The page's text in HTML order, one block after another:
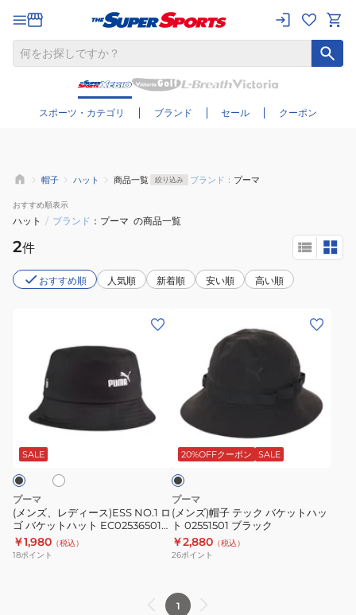
スポーツ・カテゴリ ブランド セール クーポン
さらに絞り込む
帽子 ハット 商品一覧 絞り込み ブランド： プーマ
おすすめ順表示
ハット / ブランド プーマ の商品一覧
2件
おすすめ順 人気順 新着順 安い順 高い順
ス)ESS
NO.1
ロ
ゴ
バ
ケ
SALE
プーマ
(メンズ、レディース)ESS NO.1 ロ
ゴ バケットハット EC02536501
EC02536502
￥1,980 （税込）
18ポイント
テ
ク
バ
ケ
ッ
ト
ハ
02551501
20%OFFクーポン SALE
ブ
プーマ
(メンズ)帽子 テック バケットハッ
ト 02551501 ブラック
￥2,880 （税込）
26ポイント
1